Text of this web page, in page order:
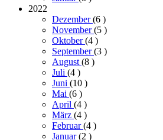
2022
Dezember(6 )
November(5 )
Oktober(4 )
September(3 )
August (8 )
Juli (4 )
Juni (10 )
Mai (6 )
April (4 )
März (4 )
Februar(4 )
Januar(2 )